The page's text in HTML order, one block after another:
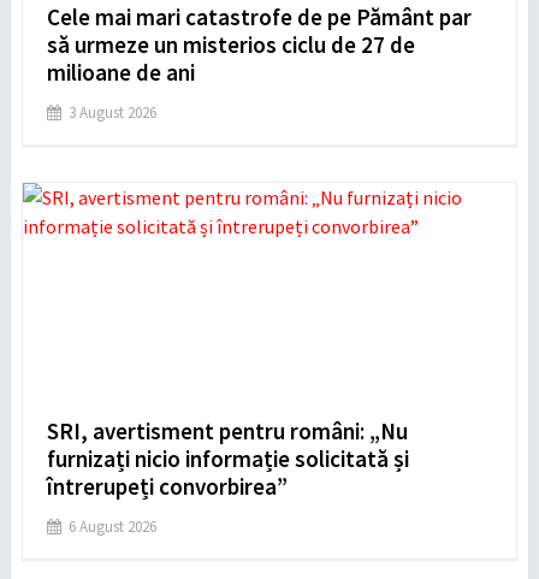
Cele mai mari catastrofe de pe Pământ par
să urmeze un misterios ciclu de 27 de
milioane de ani
3 August 2026
SRI, avertisment pentru români: „Nu
furnizați nicio informație solicitată și
întrerupeți convorbirea”
6 August 2026